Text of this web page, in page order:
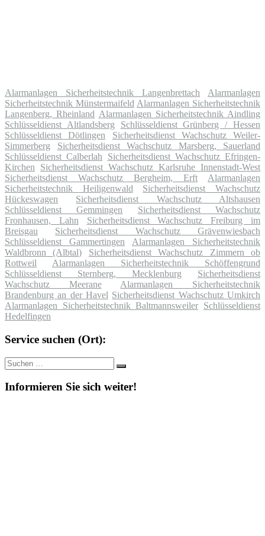
Alarmanlagen Sicherheitstechnik Langenbrettach
Alarmanlagen
Sicherheitstechnik Münstermaifeld Alarmanlagen Sicherheitstechnik
Langenberg, Rheinland Alarmanlagen Sicherheitstechnik Aindling
Schlüsseldienst Altlandsberg
Schlüsseldienst Grünberg / Hessen
Schlüsseldienst Dötlingen
Sicherheitsdienst Wachschutz Weiler-
Simmerberg
Sicherheitsdienst Wachschutz Marsberg, Sauerland
Schlüsseldienst Calberlah
Sicherheitsdienst Wachschutz Efringen-
Kirchen
Sicherheitsdienst Wachschutz Karlsruhe Innenstadt-West
Sicherheitsdienst Wachschutz Bergheim, Erft
Alarmanlagen
Sicherheitstechnik Heiligenwald
Sicherheitsdienst Wachschutz
Hückeswagen
Sicherheitsdienst Wachschutz Altshausen
Schlüsseldienst Gemmingen
Sicherheitsdienst Wachschutz
Fronhausen, Lahn
Sicherheitsdienst Wachschutz Freiburg im
Breisgau
Sicherheitsdienst Wachschutz Grävenwiesbach
Schlüsseldienst Gammertingen
Alarmanlagen Sicherheitstechnik
Waldbronn (Albtal)
Sicherheitsdienst Wachschutz Zimmern ob
Rottweil
Alarmanlagen Sicherheitstechnik Schöffengrund
Schlüsseldienst Sternberg, Mecklenburg
Sicherheitsdienst
Wachschutz Meerane
Alarmanlagen Sicherheitstechnik
Brandenburg an der Havel Sicherheitsdienst Wachschutz Umkirch
Alarmanlagen Sicherheitstechnik Baltmannsweiler Schlüsseldienst
Hedelfingen
Service suchen (Ort):
Suche
nach:
Suchen
Informieren Sie sich weiter!